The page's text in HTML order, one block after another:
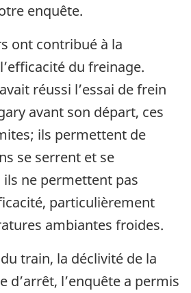
enquête.
ont contribué à la
du freinage.
réussi l’essai de frein
avant son départ, ces
ils permettent de
se serrent et se
ne permettent pas
particulièrement
ambiantes froides.
train, la déclivité de la
d’arrêt, l’enquête a permis